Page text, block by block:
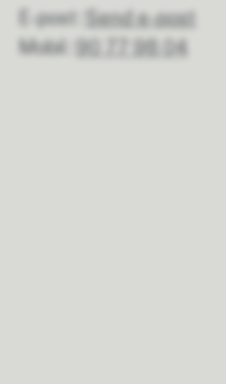
E-post
Send e-post
Mobil
90 77 98 04